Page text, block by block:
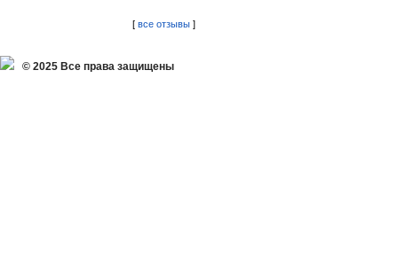
[ все отзывы ]
© 2025 Все права защищены